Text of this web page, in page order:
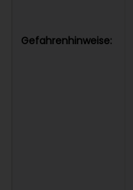
Gefahrenhinweise: